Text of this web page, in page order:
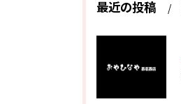
最近の投稿